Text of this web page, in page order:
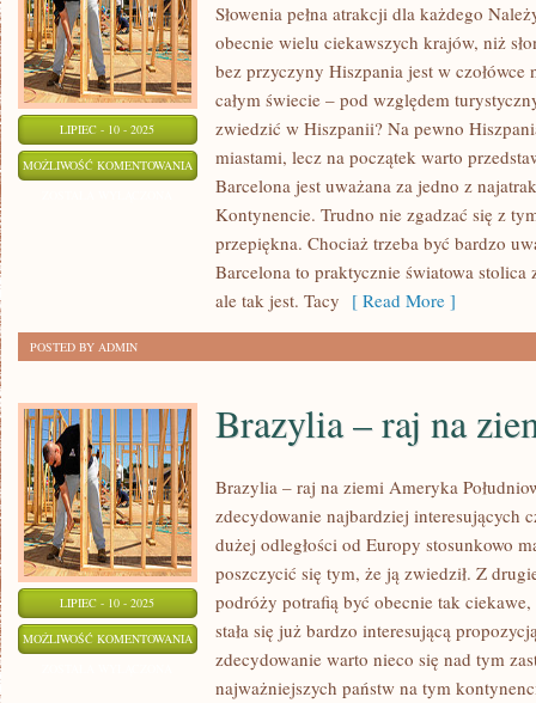
LIPIEC - 10 - 2025
MOŻLIWOŚĆ KOMENTOWANIA SŁOWENIA
PEŁNA
ATRAKCJI
KAŻDEGO
Słowenia pełna atrakcji dla każdego
obecnie wielu ciekawszych krajów, niż
bez przyczyny Hiszpania jest w
całym świecie – pod względem
zwiedzić w Hiszpanii? Na pewno
miastami, lecz na początek warto
Barcelona jest uważana za jedno z
Kontynencie. Trudno nie zgadzać się z
przepiękna. Chociaż trzeba być bardzo
Barcelona to praktycznie światowa stolica
ale tak jest. Tacy [ Read More ]
POSTED BY ADMIN
LIPIEC - 10 - 2025
MOŻLIWOŚĆ KOMENTOWANIA BRAZYLIA
Brazylia – raj na
Brazylia – raj na ziemi Ameryka
zdecydowanie najbardziej interesujących
dużej odległości od Europy stosunkowo
poszczycić się tym, że ją zwiedził. Z
podróży potrafią być obecnie tak
stała się już bardzo interesującą
zdecydowanie warto nieco się nad tym
najważniejszych państw na tym